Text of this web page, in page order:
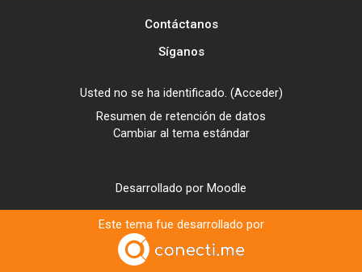
Contáctanos
Síganos
Usted no se ha identificado. (Acceder)
Resumen de retención de datos
Cambiar al tema estándar
Desarrollado por Moodle
Este tema fue desarrollado por